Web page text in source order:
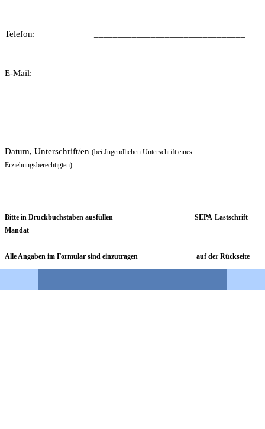
Telefon:
E-Mail:
Datum, Unterschrift/en (bei Jugendlichen Unterschrift eines
Erziehungsberechtigten)
Bitte in Druckbuchstaben ausfüllen
SEPA-Lastschrift-
Mandat
Alle Angaben im Formular sind einzutragen auf der Rückseite